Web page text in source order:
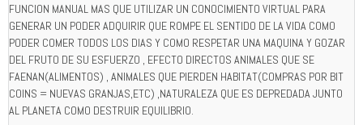
FUNCION MANUAL MAS QUE UTILIZAR UN CONOCIMIENTO VIRTUAL PARA
GENERAR UN PODER ADQUIRIR QUE ROMPE EL SENTIDO DE LA VIDA COMO
PODER COMER TODOS LOS DIAS Y COMO RESPETAR UNA MAQUINA Y GOZAR
DEL FRUTO DE SU ESFUERZO , EFECTO DIRECTOS ANIMALES QUE SE
FAENAN(ALIMENTOS) , ANIMALES QUE PIERDEN HABITAT(COMPRAS POR BIT
COINS = NUEVAS GRANJAS,ETC) ,NATURALEZA QUE ES DEPREDADA JUNTO
AL PLANETA COMO DESTRUIR EQUILIBRIO.